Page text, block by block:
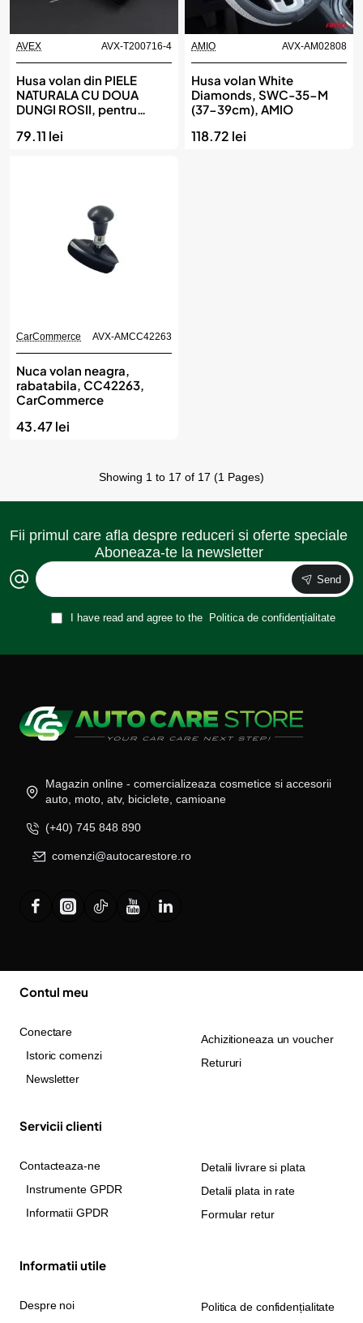
AVEX AVX-T200716-4
Husa volan din PIELE
NATURALA CU DOUA
DUNGI ROSII, pentru
- 39 cm, cu ac si ata (se
79.11 lei
AMIO AVX-AM02808
Husa volan White
Diamonds, SWC-35-M
(37-39cm), AMIO
118.72 lei
CarCommerce AVX-AMCC42263
Nuca volan neagra,
rabatabila, CC42263,
CarCommerce
43.47 lei
Showing 1 to 17 of 17 (1 Pages)
Fii primul care afla despre reduceri si oferte speciale
Aboneaza-te la newsletter
Send
I have read and agree to the Politica de confidențialitate
Magazin online - comercializeaza cosmetice si accesorii
auto, moto, atv, biciclete, camioane
(+40) 745 848 890
comenzi@autocarestore.ro
Contul meu
Conectare
Istoric comenzi
Newsletter
Achizitioneaza un voucher
Retururi
Servicii clienti
Contacteaza-ne
Instrumente GPDR
Informatii GPDR
Detalii livrare si plata
Detalii plata in rate
Formular retur
Informatii utile
Despre noi
Politica de confidențialitate